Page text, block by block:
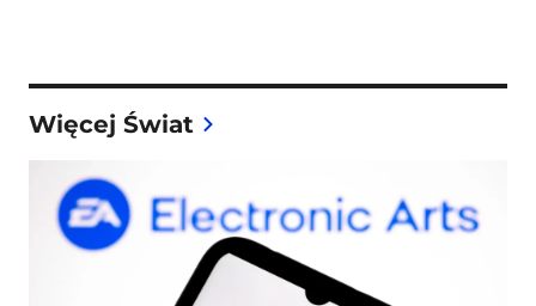
Więcej Świat